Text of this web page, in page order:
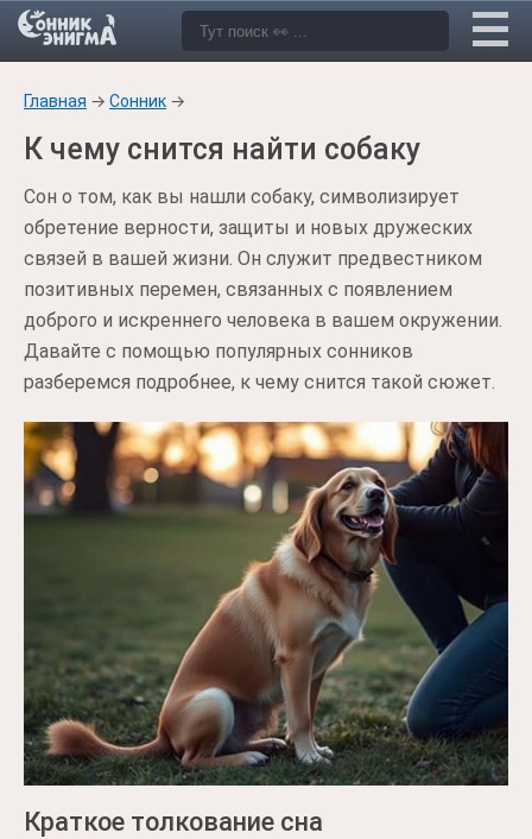
Главная → Сонник →
К чему снится найти собаку
Сон о том, как вы нашли собаку, символизирует
обретение верности, защиты и новых дружеских
связей в вашей жизни. Он служит предвестником
позитивных перемен, связанных с появлением
доброго и искреннего человека в вашем окружении.
Давайте с помощью популярных сонников
разберемся подробнее, к чему снится такой сюжет.
Краткое толкование сна